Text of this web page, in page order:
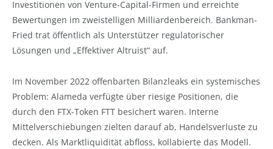
Investitionen von Venture-Capital-Firmen und erreichte
Bewertungen im zweistelligen Milliardenbereich. Bankman-
Fried trat öffentlich als Unterstützer regulatorischer
Lösungen und „Effektiver Altruist“ auf.
Im November 2022 offenbarten Bilanzleaks ein systemisches
Problem: Alameda verfügte über riesige Positionen, die
durch den FTX-Token FTT besichert waren. Interne
Mittelverschiebungen zielten darauf ab, Handelsverluste zu
decken. Als Marktliquidität abfloss, kollabierte das Modell.